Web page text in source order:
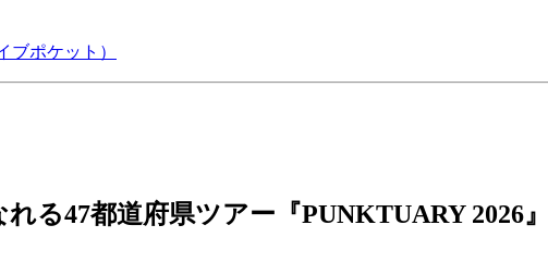
ブポケット）
る47都道府県ツアー『PUNKTUARY 2026』